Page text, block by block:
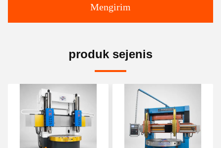
Mengirim
produk sejenis